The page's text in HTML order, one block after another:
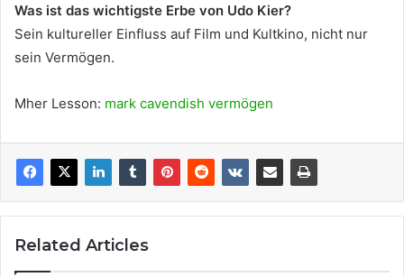
Was ist das wichtigste Erbe von Udo Kier?
Sein kultureller Einfluss auf Film und Kultkino, nicht nur
sein Vermögen.
Mher Lesson: mark cavendish vermögen
Related Articles